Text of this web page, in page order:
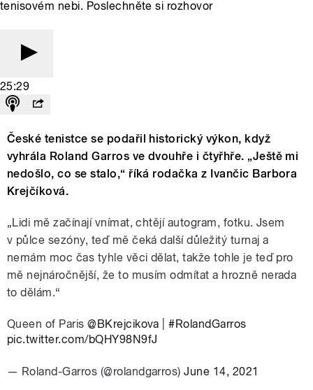
tenisovém nebi. Poslechněte si rozhovor
25:29
České tenistce se podařil historický výkon, když
vyhrála Roland Garros ve dvouhře i čtyřhře. „Ještě mi
nedošlo, co se stalo,“ říká rodačka z Ivančic Barbora
Krejčíková.
„Lidi mě začínají vnímat, chtějí autogram, fotku. Jsem
v půlce sezóny, teď mě čeká další důležitý turnaj a
nemám moc čas tyhle věci dělat, takže tohle je teď pro
mě nejnáročnější, že to musím odmítat a hrozně nerada
to dělám.“
Queen of Paris@BKrejcikova |#RolandGarros
pic.twitter.com/bQHY98N9fJ
— Roland-Garros (@rolandgarros)June 14, 2021